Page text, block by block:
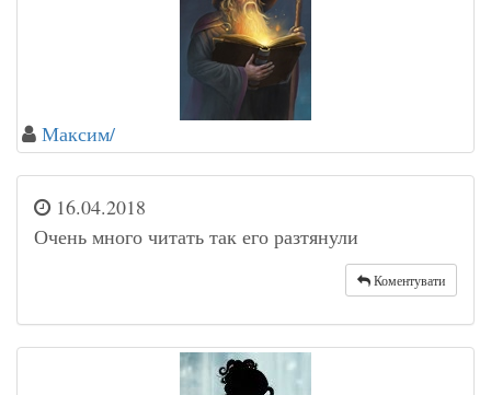
Максим/
16.04.2018
Очень много читать так его разтянули
Коментувати